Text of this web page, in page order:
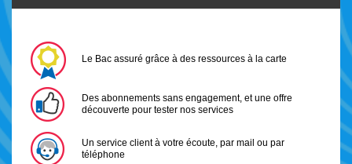
Le Bac assuré grâce à des ressources à la carte
Des abonnements sans engagement, et une offre
découverte pour tester nos services
Un service client à votre écoute, par mail ou par
téléphone